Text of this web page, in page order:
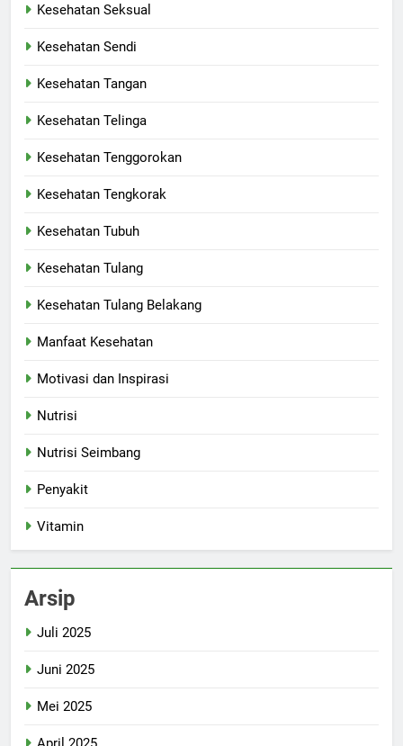
Kesehatan Seksual
Kesehatan Sendi
Kesehatan Tangan
Kesehatan Telinga
Kesehatan Tenggorokan
Kesehatan Tengkorak
Kesehatan Tubuh
Kesehatan Tulang
Kesehatan Tulang Belakang
Manfaat Kesehatan
Motivasi dan Inspirasi
Nutrisi
Nutrisi Seimbang
Penyakit
Vitamin
Arsip
Juli 2025
Juni 2025
Mei 2025